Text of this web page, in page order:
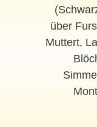
über
Muttert,